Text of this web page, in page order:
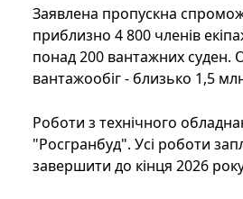
Заявлена ​​пропускна
приблизно 4 800 членів
понад 200 вантажних суден.
вантажообіг - близько 1,5
Роботи з технічного
"Росгранбуд". Усі роботи
завершити до кінця 2026